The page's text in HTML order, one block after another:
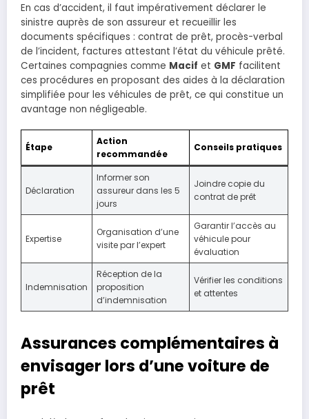
En cas d’accident, il faut impérativement déclarer le
sinistre auprès de son assureur et recueillir les
documents spécifiques : contrat de prêt, procès-verbal
de l’incident, factures attestant l’état du véhicule prêté.
Certaines compagnies comme Macif et GMF facilitent
ces procédures en proposant des aides à la déclaration
simplifiée pour les véhicules de prêt, ce qui constitue un
avantage non négligeable.
Étape
Action
recommandée
Conseils pratiques
Déclaration
Informer son
assureur dans les 5
jours
Joindre copie du
contrat de prêt
Expertise
Organisation d’une
visite par l’expert
Garantir l’accès au
véhicule pour
évaluation
Indemnisation
Réception de la
proposition
d’indemnisation
Vérifier les conditions
et attentes
Assurances complémentaires à
envisager lors d’une voiture de
prêt